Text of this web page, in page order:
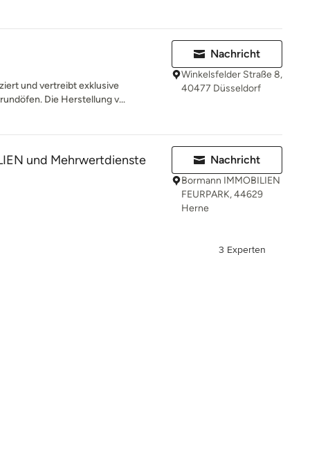
und vertreibt exklusive
Die Herstellung v...
Nachricht
Winkelsfelder Straße 8,
40477 Düsseldorf
und Mehrwertdienste Nachricht
Bormann IMMOBILIEN
FEURPARK, 44629
Herne
3 Experten